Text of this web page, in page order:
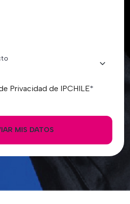
Privacidad de IPCHILE*
MIS DATOS